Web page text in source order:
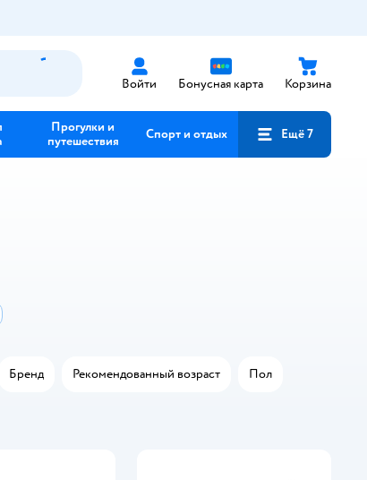
Войти Бонусная карта Корзина
Прогулки и
путешествия
Спорт и отдых Ещё 7
Бренд Рекомендованный возраст Пол